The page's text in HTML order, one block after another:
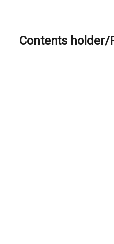
Contents holder/